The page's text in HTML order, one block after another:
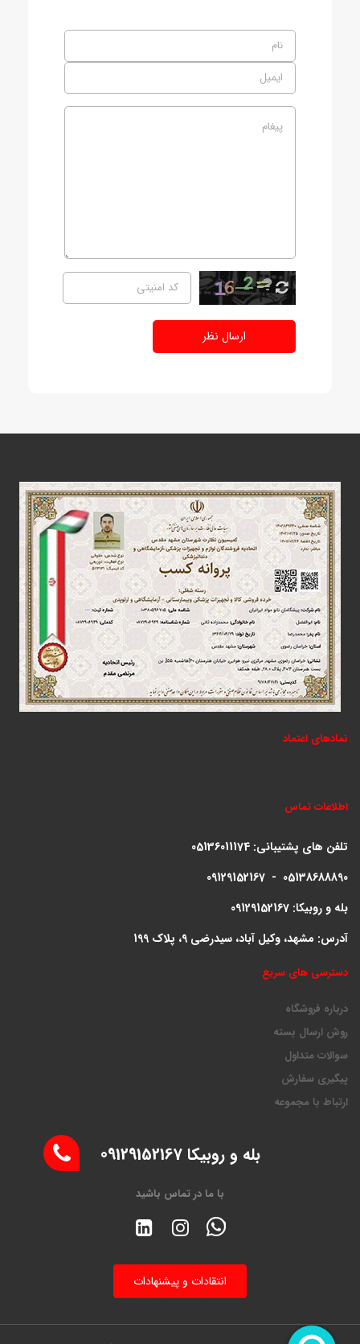
ارسال نظر
نمادهای اعتماد
اطلاعات تماس
تلفن های پشتیبانی: 05136011174
09129152167 - 05138688890
بله و روبیکا: 09129152167
آدرس: مشهد، وکیل آباد، سیدرضی 9، پلاک 199
دسترسی های سریع
درباره فروشگاه
روش ارسال بسته
سوالات متداول
پیگیری سفارش
ارتباط با مجموعه
بله و روبیکا 09129152167
با ما در تماس باشید
انتقادات و پیشنهادات